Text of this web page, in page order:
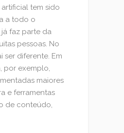
tem sido
a todo o
faz parte da
pessoas. No
ser diferente. Em
por exemplo,
maiores
e ferramentas
de conteúdo,